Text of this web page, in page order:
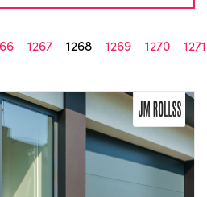
1267 1268 1269 1270 1271